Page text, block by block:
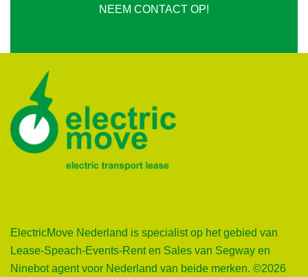
NEEM CONTACT OP!
ElectricMove Nederland is specialist op het gebied van
Lease-Speach-Events-Rent en Sales van Segway en
Ninebot agent voor Nederland van beide merken. ©2026